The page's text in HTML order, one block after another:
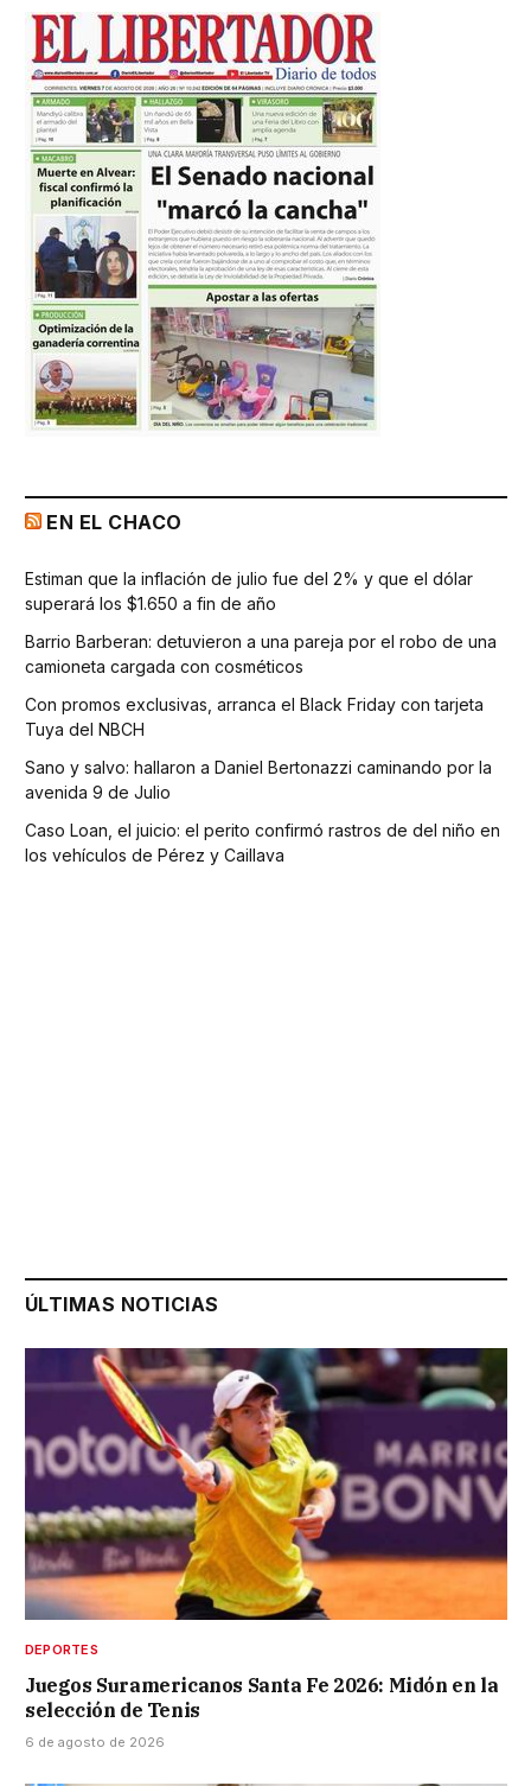
EN EL CHACO
Estiman que la inflación de julio fue del 2% y que el dólar
superará los $1.650 a fin de año
Barrio Barberan: detuvieron a una pareja por el robo de una
camioneta cargada con cosméticos
Con promos exclusivas, arranca el Black Friday con tarjeta
Tuya del NBCH
Sano y salvo: hallaron a Daniel Bertonazzi caminando por la
avenida 9 de Julio
Caso Loan, el juicio: el perito confirmó rastros de del niño en
los vehículos de Pérez y Caillava
ÚLTIMAS NOTICIAS
DEPORTES
Juegos Suramericanos Santa Fe 2026: Midón en la
selección de Tenis
6 de agosto de 2026